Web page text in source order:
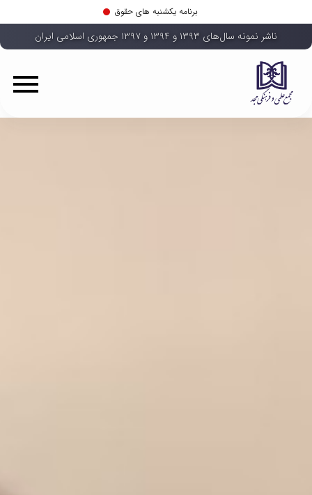
برنامه یکشنبه های حقوق
ناشر نمونه سال‌های ۱۳۹۳ و ۱۳۹۴ و ۱۳۹۷ جمهوری اسلامی ایران